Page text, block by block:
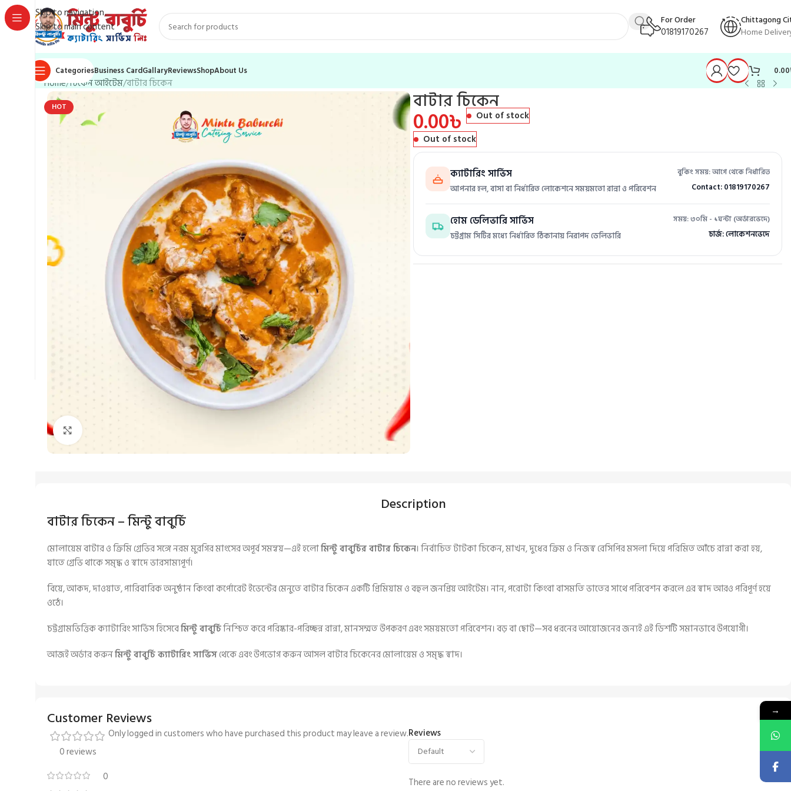
Skip to navigation
Skip to main content
For Order
01819170267
Chittagong
Home
CategoriesBusiness CardGallaryReviewsShopAbout Us 0.00
Home চিকেন আইটেম বাটার চিকেন
HOT বাটার চিকেন
0.00৳
Out of stock
Out of stock
ক্যাটারিং সার্ভিস
আপনার হল, বাসা বা নির্ধারিত লোকেশনে সময়মতো রান্না ও পরিবেশন
বুকিং সময়: আগে থেকে নির্ধারিত
Contact: 01819170267
হোম ডেলিভারি সার্ভিস
চট্টগ্রাম সিটির মধ্যে নির্ধারিত ঠিকানায় নিরাপদ ডেলিভারি
সময়: ৩০মি - ১ঘন্টা (অর্ডারভেদে)
চার্জ: লোকেশনভেদে
Description
বাটার চিকেন – মিন্টু বাবুর্চি
মোলায়েম বাটার ও ক্রিমি গ্রেভির সঙ্গে নরম মুরগির মাংসের অপূর্ব সমন্বয়—এই হলোমিন্টু বাবুর্চির বাটার চিকেন। নির্বাচিত টাটকা চিকেন, মাখন, দুধের ক্রিম ও নিজস্ব রেসিপির মসলা দিয়ে পরিমিত আঁচে রান্না করা হয়,
যাতে গ্রেভি থাকে সমৃদ্ধ ও স্বাদে ভারসাম্যপূর্ণ।
বিয়ে, আকদ, দাওয়াত, পারিবারিক অনুষ্ঠান কিংবা কর্পোরেট ইভেন্টের মেনুতে বাটার চিকেন একটি প্রিমিয়াম ও বহুল জনপ্রিয় আইটেম। নান, পরোটা কিংবা বাসমতি ভাতের সাথে পরিবেশন করলে এর স্বাদ আরও পরিপূর্ণ হয়ে
ওঠে।
চট্টগ্রামভিত্তিক ক্যাটারিং সার্ভিস হিসেবেমিন্টু বাবুর্চিনিশ্চিত করে পরিষ্কার-পরিচ্ছন্ন রান্না, মানসম্মত উপকরণ এবং সময়মতো পরিবেশন। বড় বা ছোট—সব ধরনের আয়োজনের জন্যই এই ডিশটি সমানভাবে উপযোগী।
আজই অর্ডার করুনমিন্টু বাবুর্চি ক্যাটারিং সার্ভিসথেকে এবং উপভোগ করুন আসল বাটার চিকেনের মোলায়েম ও সমৃদ্ধ স্বাদ।
Customer Reviews
0 reviews
0
Reviews
There are no reviews yet.
Only logged in customers who have purchased this product may leave a review.
→